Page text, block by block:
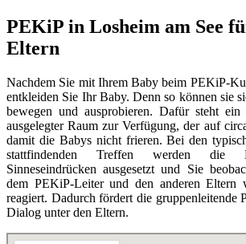
PEKiP in Losheim am See
Eltern
Nachdem Sie mit Ihrem Baby beim PEKiP-
entkleiden Sie Ihr Baby. Denn so können sie
bewegen und ausprobieren. Dafür steht
ausgelegter Raum zur Verfügung, der auf
damit die Babys nicht frieren. Bei den
stattfindenden Treffen werden die
Sinneseindrücken ausgesetzt und Sie
dem PEKiP-Leiter und den anderen
reagiert. Dadurch fördert die gruppenleitende
Dialog unter den Eltern.